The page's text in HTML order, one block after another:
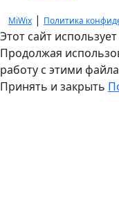
MiWix | Политика
Этот сайт
Продолжая
работу с этими
Принять и закрыть